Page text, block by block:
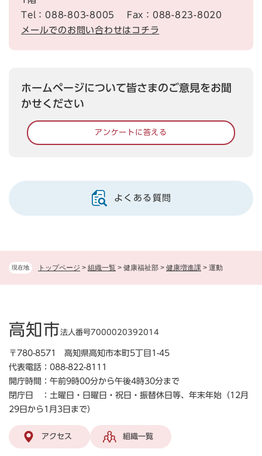
現在地 トップページ > 組織一覧 > 健康福祉部 > 健康増進課 > 運動
Tel：088-803-8005
Fax：088-823-8020
メールでのお問い合わせはコチラ
ホームページについて皆さまのご意見をお聞
かせください
アンケートに答える
よくある質問
高知市法人番号7000020392014
〒780-8571 高知県高知市本町5丁目1-45
代表電話：088-822-8111
開庁時間：午前9時00分から午後4時30分まで
閉庁日 ：土曜日・日曜日・祝日・振替休日等、年末年始（12月
29日から1月3日まで）
アクセス 組織一覧